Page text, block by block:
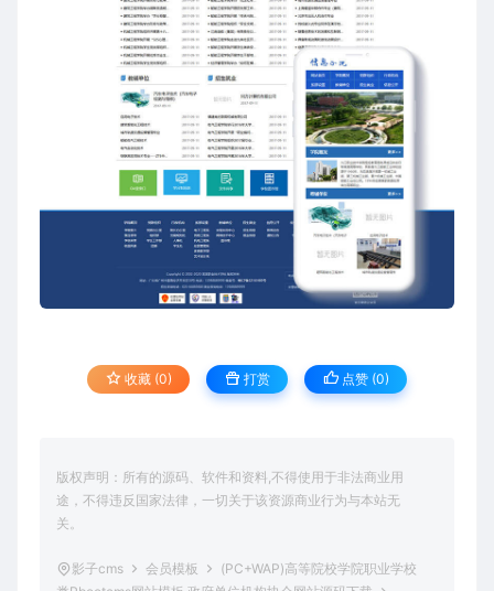
收藏 (0) 打赏 点赞 (0)
版权声明：所有的源码、软件和资料,不得使用于非法商业用
途，不得违反国家法律，一切关于该资源商业行为与本站无
关。
影子cms 会员模板
(PC+WAP)高等院校学院职业学校